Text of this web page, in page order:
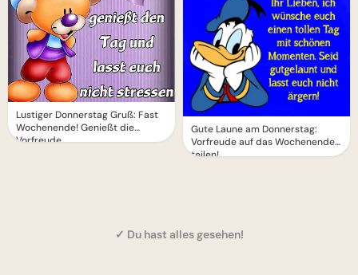
Lustiger Donnerstag Gruß: Fast
Wochenende! Genießt die
Vorfreude
Gute Laune am Donnerstag:
Vorfreude auf das Wochenende
teilen!
✓ Du hast alles gesehen!